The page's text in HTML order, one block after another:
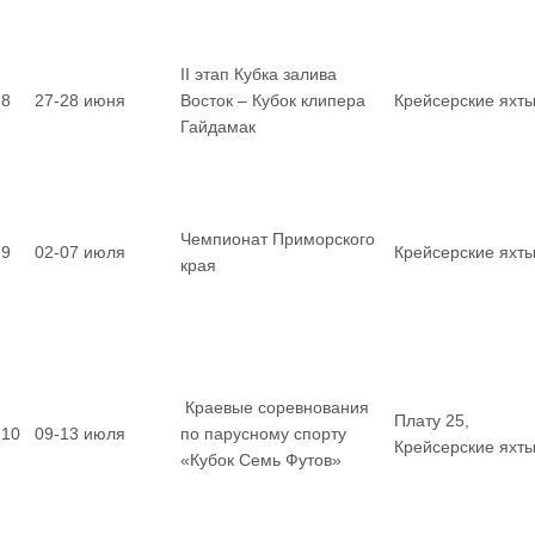
8 27-28 июня
II этап Кубка залива
Восток – Кубок клипера
Гайдамак
Крейсерские яхты
9 02-07 июля
Чемпионат Приморского
края
Крейсерские яхты
10 09-13 июля
Краевые соревнования
по парусному спорту
«Кубок Семь Футов»
Плату 25,
Крейсерские яхты